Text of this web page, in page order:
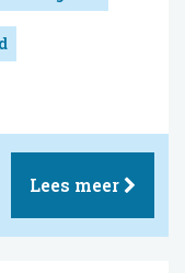
Lees meer